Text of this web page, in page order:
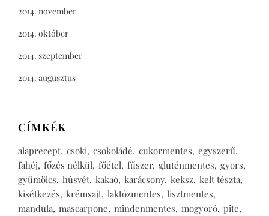
2014. november
2014. október
2014. szeptember
2014. augusztus
CÍMKÉK
alaprecept csoki csokoládé cukormentes egyszerű
fahéj főzés nélkül főétel fűszer gluténmentes gyors
gyümölcs húsvét kakaó karácsony keksz kelt tészta
kisétkezés krémsajt laktózmentes lisztmentes
mandula mascarpone mindenmentes mogyoró pite